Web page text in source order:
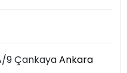
9 ÇankayaAnkara